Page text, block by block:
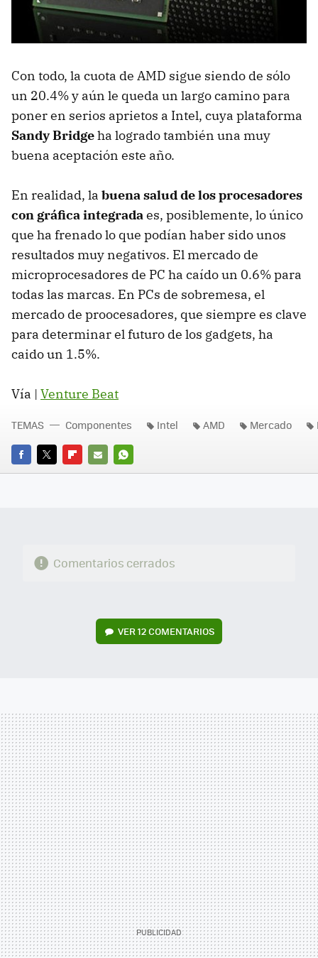
Con todo, la cuota de AMD sigue siendo de sólo
un 20.4% y aún le queda un largo camino para
poner en serios aprietos a Intel, cuya plataforma
Sandy Bridgeha logrado también una muy
buena aceptación este año.
En realidad, la buena salud de los procesadores
con gráfica integradaes, posiblemente, lo único
que ha frenado lo que podían haber sido unos
resultados muy negativos. El mercado de
microprocesadores de PC ha caído un 0.6% para
todas las marcas. En PCs de sobremesa, el
mercado de proocesadores, que siempre es clave
para determinar el futuro de los gadgets, ha
caido un 1.5%.
Vía | Venture Beat
FACEBOOK
TWITTERFLIPBOARD
E-
WHATSAPP
TEMAS Componentes Intel AMD Mercado
Comentarios cerrados
VER12 COMENTARIOS